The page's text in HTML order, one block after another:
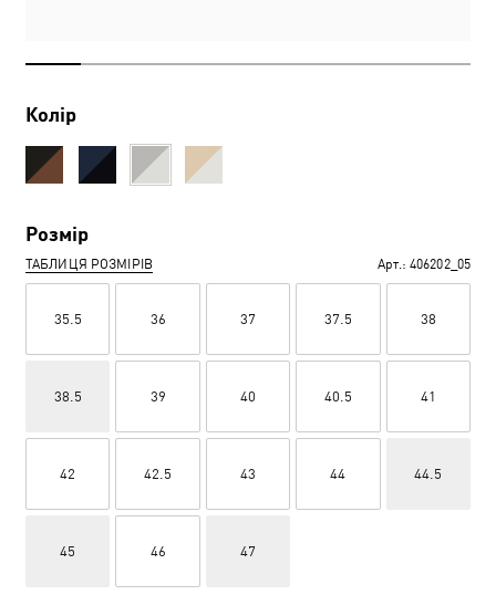
Колір
Розмір
ТАБЛИЦЯ РОЗМІРІВ Арт.: 406202_05
35.5 36 37 37.5 38
38.5 39 40 40.5 41
42 42.5 43 44 44.5
45 46 47